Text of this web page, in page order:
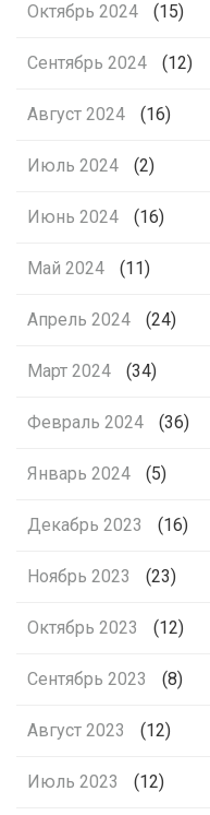
Октябрь 2024 (15)
Сентябрь 2024 (12)
Август 2024 (16)
Июль 2024 (2)
Июнь 2024 (16)
Май 2024 (11)
Апрель 2024 (24)
Март 2024 (34)
Февраль 2024 (36)
Январь 2024 (5)
Декабрь 2023 (16)
Ноябрь 2023 (23)
Октябрь 2023 (12)
Сентябрь 2023 (8)
Август 2023 (12)
Июль 2023 (12)